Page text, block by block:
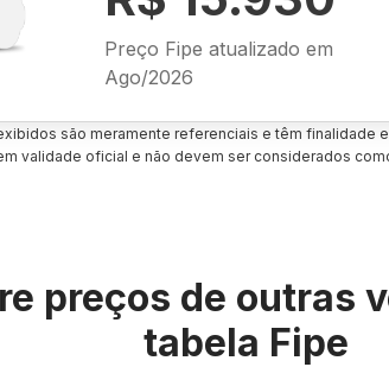
Preço Fipe atualizado em
Ago/2026
são meramente referenciais e têm finalidade
validade oficial e não devem ser considerados
preços de outras
tabela Fipe